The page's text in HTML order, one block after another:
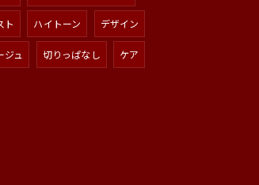
ト ハイトーン デザイン
ジュ 切りっぱなし ケア